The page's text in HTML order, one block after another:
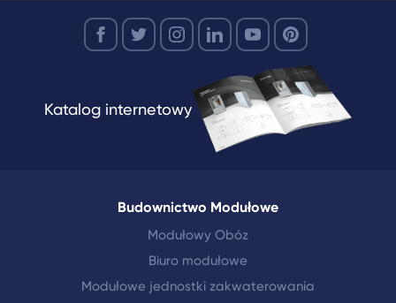
Katalog internetowy
Budownictwo Modułowe
Modułowy Obóz
Biuro modułowe
Modułowe jednostki zakwaterowania